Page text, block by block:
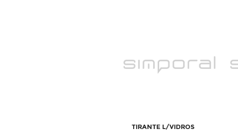
TIRANTE L/VIDROS